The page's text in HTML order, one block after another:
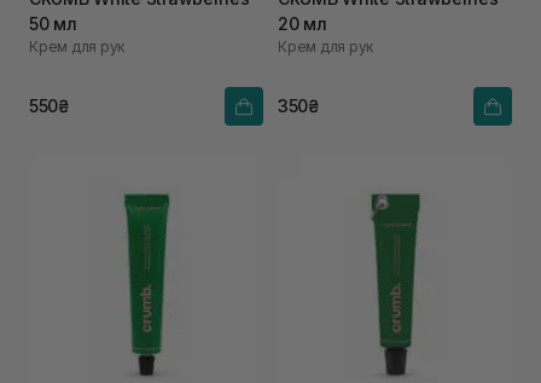
50 мл
Крем для рук
550₴
20 мл
Крем для рук
350₴